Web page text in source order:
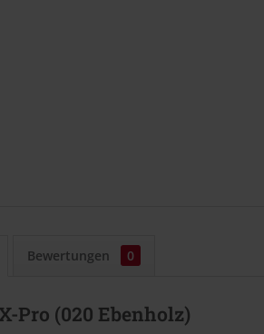
Bewertungen 0
Pro (020 Ebenholz)